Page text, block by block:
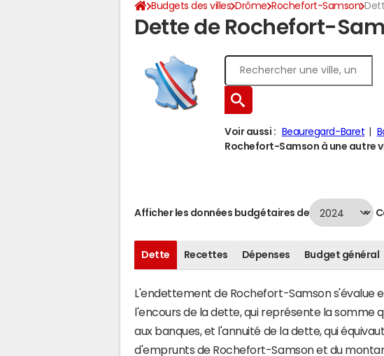
Budgets des villes Drôme Rochefort-Samson
Dette de Rochefort-
Voir aussi : Beauregard-Baret
Rochefort-Samson à une autre
Afficher les données budgétaires de
Dette Recettes Dépenses Budget général
L'endettement de Rochefort-Samson s'évalue
l'encours de la dette, qui représente la somme
aux banques, et l'annuité de la dette, qui
d'emprunts de Rochefort-Samson et du